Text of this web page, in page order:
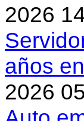
2026
años
2026